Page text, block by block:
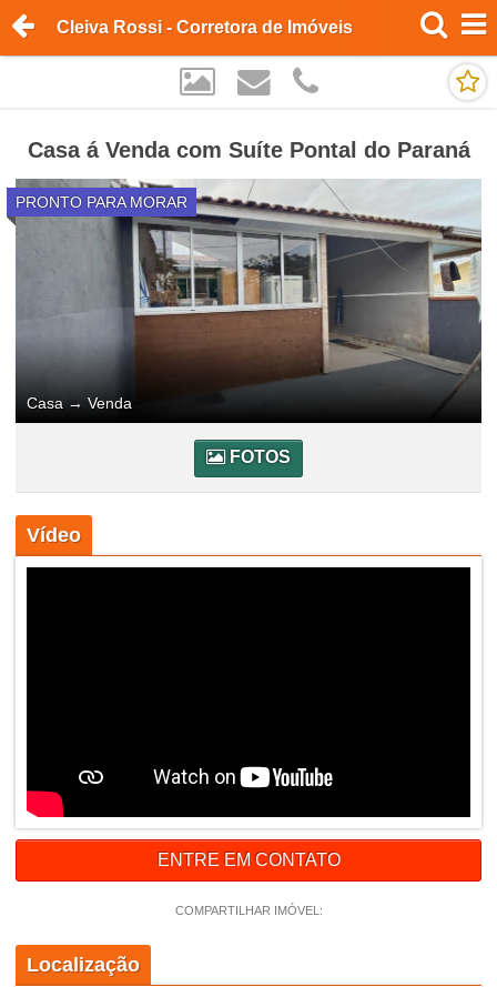
Cleiva Rossi - Corretora de Imóveis
Casa á Venda com Suíte Pontal do Paraná
PRONTO PARA MORAR
Casa → Venda
FOTOS
Vídeo
ENTRE EM CONTATO
COMPARTILHAR IMÓVEL:
Localização